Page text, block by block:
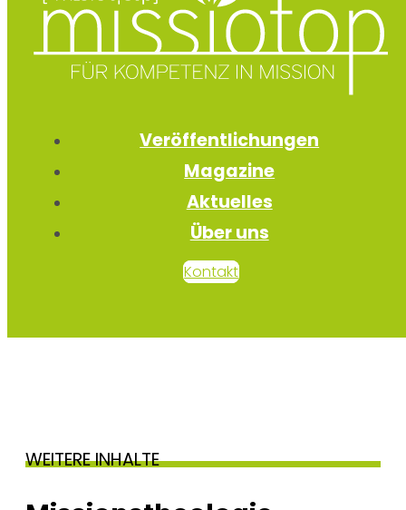
Veröffentlichungen
Magazine
Aktuelles
Über uns
Kontakt
WEITERE INHALTE